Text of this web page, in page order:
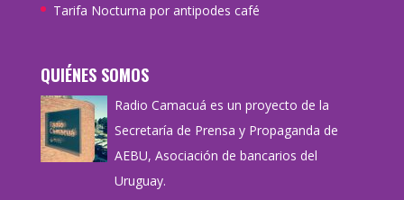
Tarifa Nocturna por antipodes café
QUIÉNES SOMOS
Radio Camacuá es un proyecto de la
Secretaría de Prensa y Propaganda de
AEBU, Asociación de bancarios del
Uruguay.